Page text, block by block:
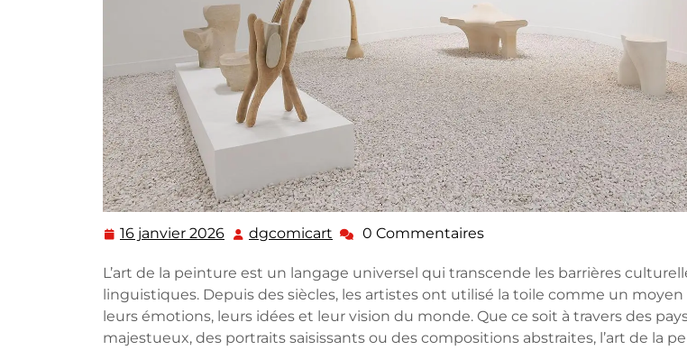
16 janvier 2026 16
2026
dgcomicart dgcomicart
0 Commentaires
L’art de la peinture est un langage universel qui transcende les barrières
linguistiques. Depuis des siècles, les artistes ont utilisé la toile comme un moyen
leurs émotions, leurs idées et leur vision du monde. Que ce soit à travers des
majestueux, des portraits saisissants ou des compositions abstraites, l’art de la